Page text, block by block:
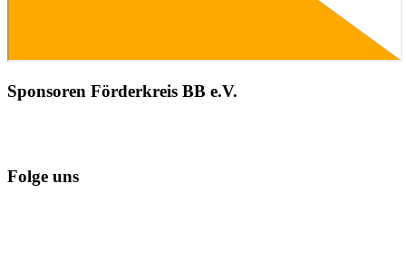
Sponsoren Förderkreis BB e.V.
Folge uns